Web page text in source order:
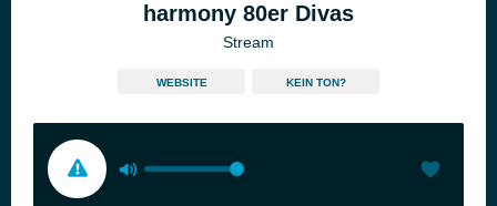
harmony 80er Divas
Stream
WEBSITE KEIN TON?